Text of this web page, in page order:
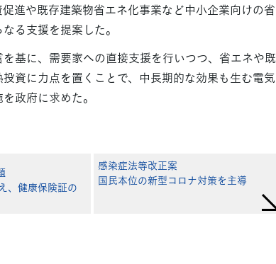
促進や既存建築物省エネ化事業など中小企業向けの省
る支援を提案した。
基に、需要家への直接支援を行いつつ、省エネや既
資に力点を置くことで、中長期的な効果も生む電気
政府に求めた。
、健康保険証の
感染症法等改正案
国民本位の新型コロナ対策を主導